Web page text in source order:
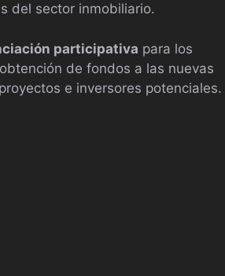
del sector inmobiliario.
participativa para los
de fondos a las nuevas
e inversores potenciales.